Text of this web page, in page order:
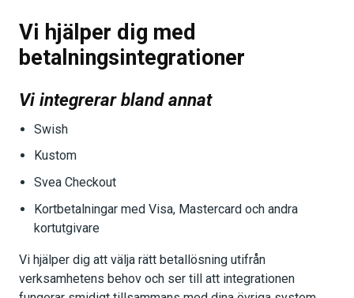
Vi hjälper dig med
betalningsintegrationer
Vi integrerar bland annat
Swish
Kustom
Svea Checkout
Kortbetalningar med Visa, Mastercard och andra
kortutgivare
Vi hjälper dig att välja rätt betallösning utifrån
verksamhetens behov och ser till att integrationen